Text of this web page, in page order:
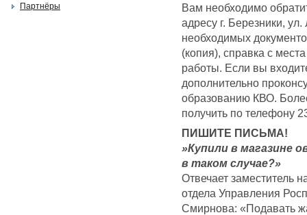
Вам необходимо
адресу г. Березники,
необходимых
(копия), справка с
работы. Если вы
дополнительно
образованию КВО.
получить по телефону
ПИШИТЕ ПИСЬМА!
»Купили в магазине
в таком случае?»
Отвечает заместитель
отдела Управления
Смирнова: «Подавать
Партнёры